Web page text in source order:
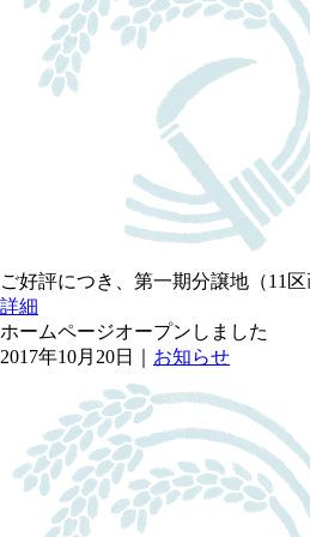
ご好評につき、第一期分譲地（11
詳細
ホームページオープンしました
2017年10月20日｜ お知らせ